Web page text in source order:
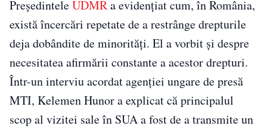
PreședinteleUDMRa evidențiat cum, în România,
există încercări repetate de a restrânge drepturile
deja dobândite de minorități. El a vorbit și despre
necesitatea afirmării constante a acestor drepturi.
Într-un interviu acordat agenției ungare de presă
MTI, Kelemen Hunor a explicat că principalul
scop al vizitei sale în SUA a fost de a transmite un